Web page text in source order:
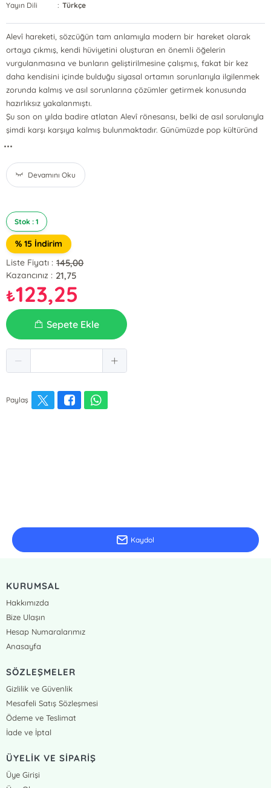
Yayın Dili
: Türkçe
Alevî hareketi, sözcüğün tam anlamıyla modern bir hareket olarak
ortaya çıkmış, kendi hüviyetini oluşturan en önemli öğelerin
vurgulanmasına ve bunların geliştirilmesine çalışmış, fakat bir kez
daha kendisini içinde bulduğu siyasal ortamın sorunlarıyla ilgilenmek
zorunda kalmış ve asıl sorunlarına çözümler getirmek konusunda
hazırlıksız yakalanmıştı.
Şu son on yılda badire atlatan Alevî rönesansı, belki de asıl sorularıyla
şimdi karşı karşıya kalmış bulunmaktadır. Günümüzde pop kültüründ
...
Devamını Oku
Stok : 1
% 15 İndirim
Liste Fiyatı : 145,00
Kazancınız : 21,75
₺123,25
Sepete Ekle
Paylaş
Kaydol
KURUMSAL
Hakkımızda
Bize Ulaşın
Hesap Numaralarımız
Anasayfa
SÖZLEŞMELER
Gizlilik ve Güvenlik
Mesafeli Satış Sözleşmesi
Ödeme ve Teslimat
İade ve İptal
ÜYELİK VE SİPARİŞ
Üye Girişi